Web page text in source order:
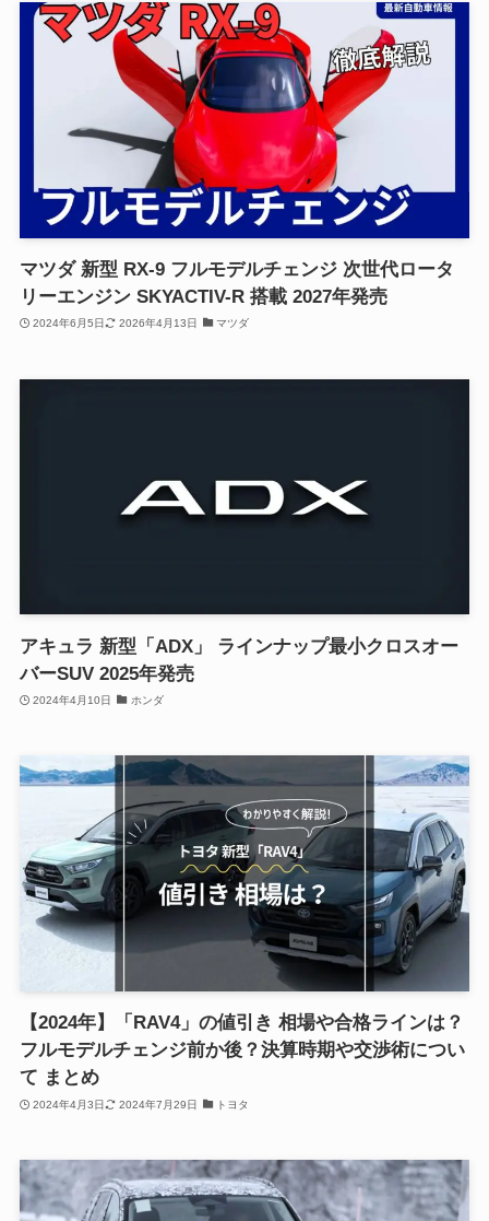
マツダ 新型 RX-9 フルモデルチェンジ 次世代ロータ
リーエンジン SKYACTIV-R 搭載 2027年発売
2024年6月5日 2026年4月13日 マツダ
アキュラ 新型「ADX」 ラインナップ最小クロスオー
バーSUV 2025年発売
2024年4月10日 ホンダ
【2024年】「RAV4」の値引き 相場や合格ラインは？
フルモデルチェンジ前か後？決算時期や交渉術につい
て まとめ
2024年4月3日 2024年7月29日 トヨタ